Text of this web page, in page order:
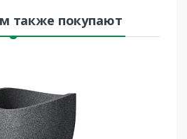
также покупают